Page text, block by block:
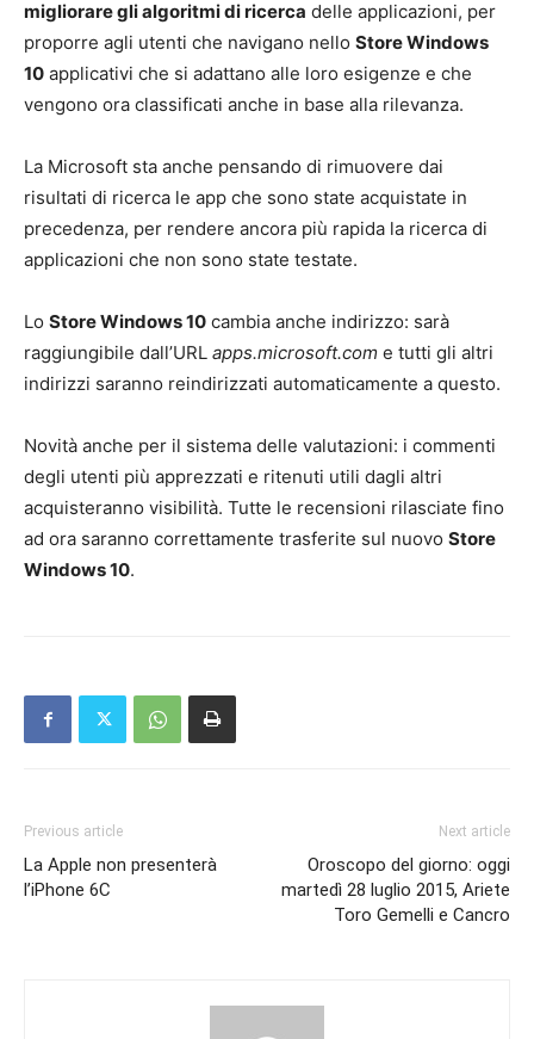
migliorare gli algoritmi di ricerca delle applicazioni, per
proporre agli utenti che navigano nello Store Windows
10 applicativi che si adattano alle loro esigenze e che
vengono ora classificati anche in base alla rilevanza.
La Microsoft sta anche pensando di rimuovere dai
risultati di ricerca le app che sono state acquistate in
precedenza, per rendere ancora più rapida la ricerca di
applicazioni che non sono state testate.
Lo Store Windows 10 cambia anche indirizzo: sarà
raggiungibile dall’URL apps.microsoft.com e tutti gli altri
indirizzi saranno reindirizzati automaticamente a questo.
Novità anche per il sistema delle valutazioni: i commenti
degli utenti più apprezzati e ritenuti utili dagli altri
acquisteranno visibilità. Tutte le recensioni rilasciate fino
ad ora saranno correttamente trasferite sul nuovo Store
Windows 10.
Previous article
La Apple non presenterà
l’iPhone 6C
Next article
Oroscopo del giorno: oggi
martedì 28 luglio 2015, Ariete
Toro Gemelli e Cancro